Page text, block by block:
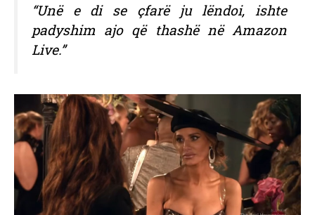
“Unë e di se çfarë ju lëndoi, ishte
padyshim ajo që thashë në Amazon
Live.”